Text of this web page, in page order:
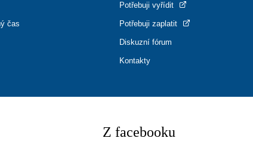
čas
Potřebuji vyřídit
Potřebuji zaplatit
Diskuzní fórum
Kontakty
Z facebooku